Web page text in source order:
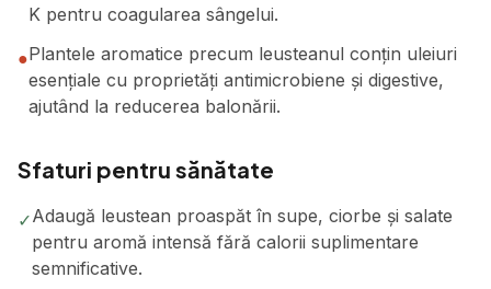
K pentru coagularea sângelui.
●Plantele aromatice precum leusteanul conțin uleiuri
esențiale cu proprietăți antimicrobiene și digestive,
ajutând la reducerea balonării.
Sfaturi pentru sănătate
✓Adaugă leustean proaspăt în supe, ciorbe și salate
pentru aromă intensă fără calorii suplimentare
semnificative.